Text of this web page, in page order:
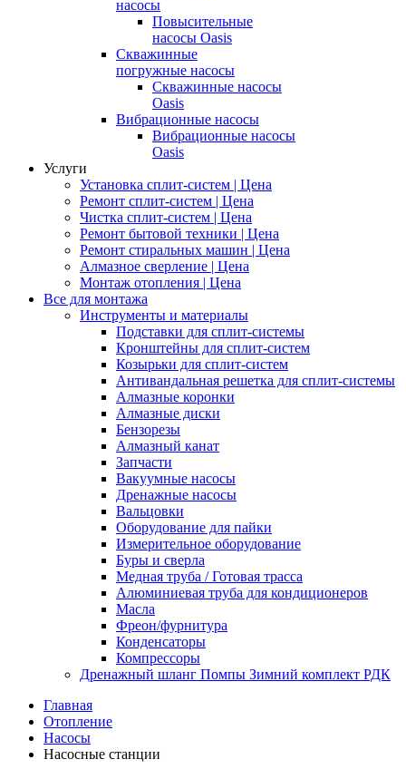
насосы
Повысительные
насосы Oasis
Скважинные
погружные насосы
Скважинные насосы
Oasis
Вибрационные насосы
Вибрационные насосы
Oasis
Услуги
Установка сплит-систем | Цена
Ремонт сплит-систем | Цена
Чистка сплит-систем | Цена
Ремонт бытовой техники | Цена
Ремонт стиральных машин | Цена
Алмазное сверление | Цена
Монтаж отопления | Цена
Все для монтажа
Инструменты и материалы
Подставки для сплит-системы
Кронштейны для сплит-систем
Козырьки для сплит-систем
Антивандальная решетка для сплит-системы
Алмазные коронки
Алмазные диски
Бензорезы
Алмазный канат
Запчасти
Вакуумные насосы
Дренажные насосы
Вальцовки
Оборудование для пайки
Измерительное оборудование
Буры и сверла
Медная труба / Готовая трасса
Алюминиевая труба для кондиционеров
Масла
Фреон/фурнитура
Конденсаторы
Компрессоры
Дренажный шланг Помпы Зимний комплект РДК
Главная
Отопление
Насосы
Насосные станции